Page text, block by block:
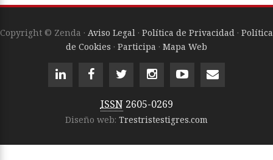
Copyright © Zenda · Aviso Legal · Política de Privacidad · Política
de Cookies · Participa · Mapa Web
ISSN 2605-0269
Diseño web: Trestristestigres.com